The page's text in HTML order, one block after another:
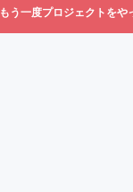
もう一度プロジェクトをや